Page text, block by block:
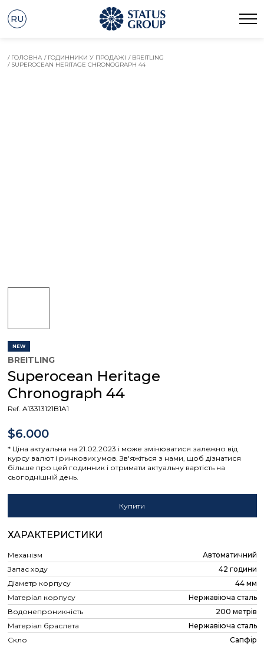
RU
/ ГОЛОВНА / ГОДИННИКИ У ПРОДАЖІ / BREITLING
/ SUPEROCEAN HERITAGE CHRONOGRAPH 44
NEW
BREITLING
Superocean Heritage
Chronograph 44
Ref. A13313121B1A1
$6.000
* Ціна актуальна на 21.02.2023 і може змінюватися залежно від
курсу валют і ринкових умов. Зв'яжіться з нами, щоб дізнатися
більше про цей годинник і отримати актуальну вартість на
сьогоднішній день.
Купити
ХАРАКТЕРИСТИКИ
Механізм
Автоматичний
Запас ходу
42 години
Діаметр корпусу
44 мм
Матеріал корпусу
Нержавіюча сталь
Водонепроникність
200 метрів
Матеріал браслета
Нержавіюча сталь
Скло
Сапфір